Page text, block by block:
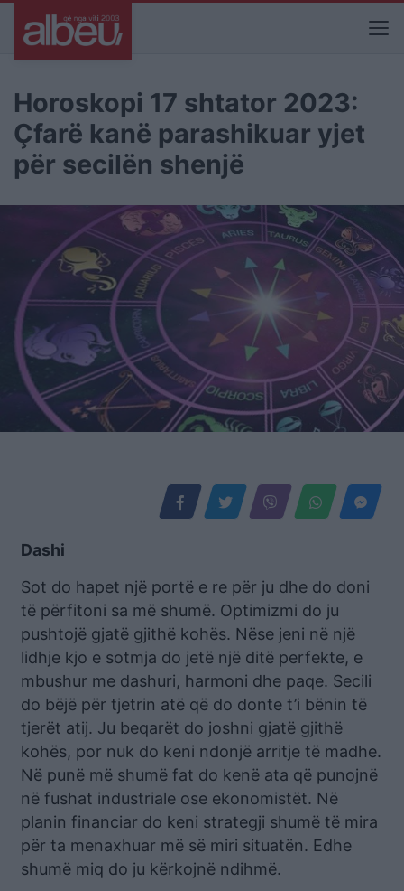
Horoskopi 17 shtator 2023:
Çfarë kanë parashikuar yjet
për secilën shenjë
Dashi
Sot do hapet një portë e re për ju dhe do doni
të përfitoni sa më shumë. Optimizmi do ju
pushtojë gjatë gjithë kohës. Nëse jeni në një
lidhje kjo e sotmja do jetë një ditë perfekte, e
mbushur me dashuri, harmoni dhe paqe. Secili
do bëjë për tjetrin atë që do donte t’i bënin të
tjerët atij. Ju beqarët do joshni gjatë gjithë
kohës, por nuk do keni ndonjë arritje të madhe.
Në punë më shumë fat do kenë ata që punojnë
në fushat industriale ose ekonomistët. Në
planin financiar do keni strategji shumë të mira
për ta menaxhuar më së miri situatën. Edhe
shumë miq do ju kërkojnë ndihmë.